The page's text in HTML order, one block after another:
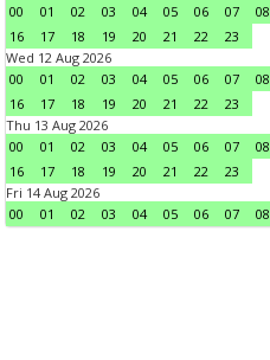
00
01 02 03 04 05 06 07 08
16
17 18 19 20 21 22
23
Wed 12 Aug 2026
00
01 02 03 04 05 06 07 08
16
17 18 19 20 21 22
23
Thu 13 Aug 2026
00
01 02 03 04 05 06 07 08
16
17 18 19 20 21 22
23
Fri 14 Aug 2026
00
01 02 03 04 05 06 07 08